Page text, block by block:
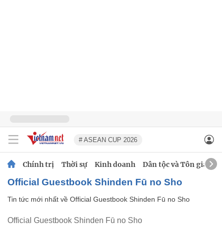
# ASEAN CUP 2026
Chính trị Thời sự Kinh doanh Dân tộc và Tôn giáo
Official Guestbook Shinden Fū no Sho
Tin tức mới nhất về Official Guestbook Shinden Fū no Sho
Official Guestbook Shinden Fū no Sho